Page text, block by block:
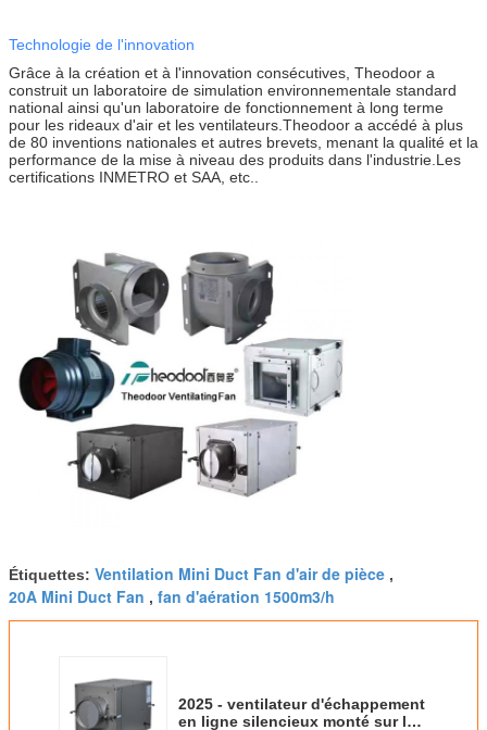
Technologie de l'innovation
Grâce à la création et à l'innovation consécutives, Theodoor a
construit un laboratoire de simulation environnementale standard
national ainsi qu'un laboratoire de fonctionnement à long terme
pour les rideaux d'air et les ventilateurs.Theodoor a accédé à plus
de 80 inventions nationales et autres brevets, menant la qualité et la
performance de la mise à niveau des produits dans l'industrie.Les
certifications INMETRO et SAA, etc..
Étiquettes: Ventilation Mini Duct Fan d'air de pièce ,
20A Mini Duct Fan , fan d'aération 1500m3/h
2025 - ventilateur d'échappement
en ligne silencieux monté sur le